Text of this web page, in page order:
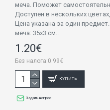
меча. Поможет
Доступен в нескольких
Цена указана за один
меча: 35х3 см..
1.20€
Без налога:0.99€
КУПИТЬ
Задать вопрос